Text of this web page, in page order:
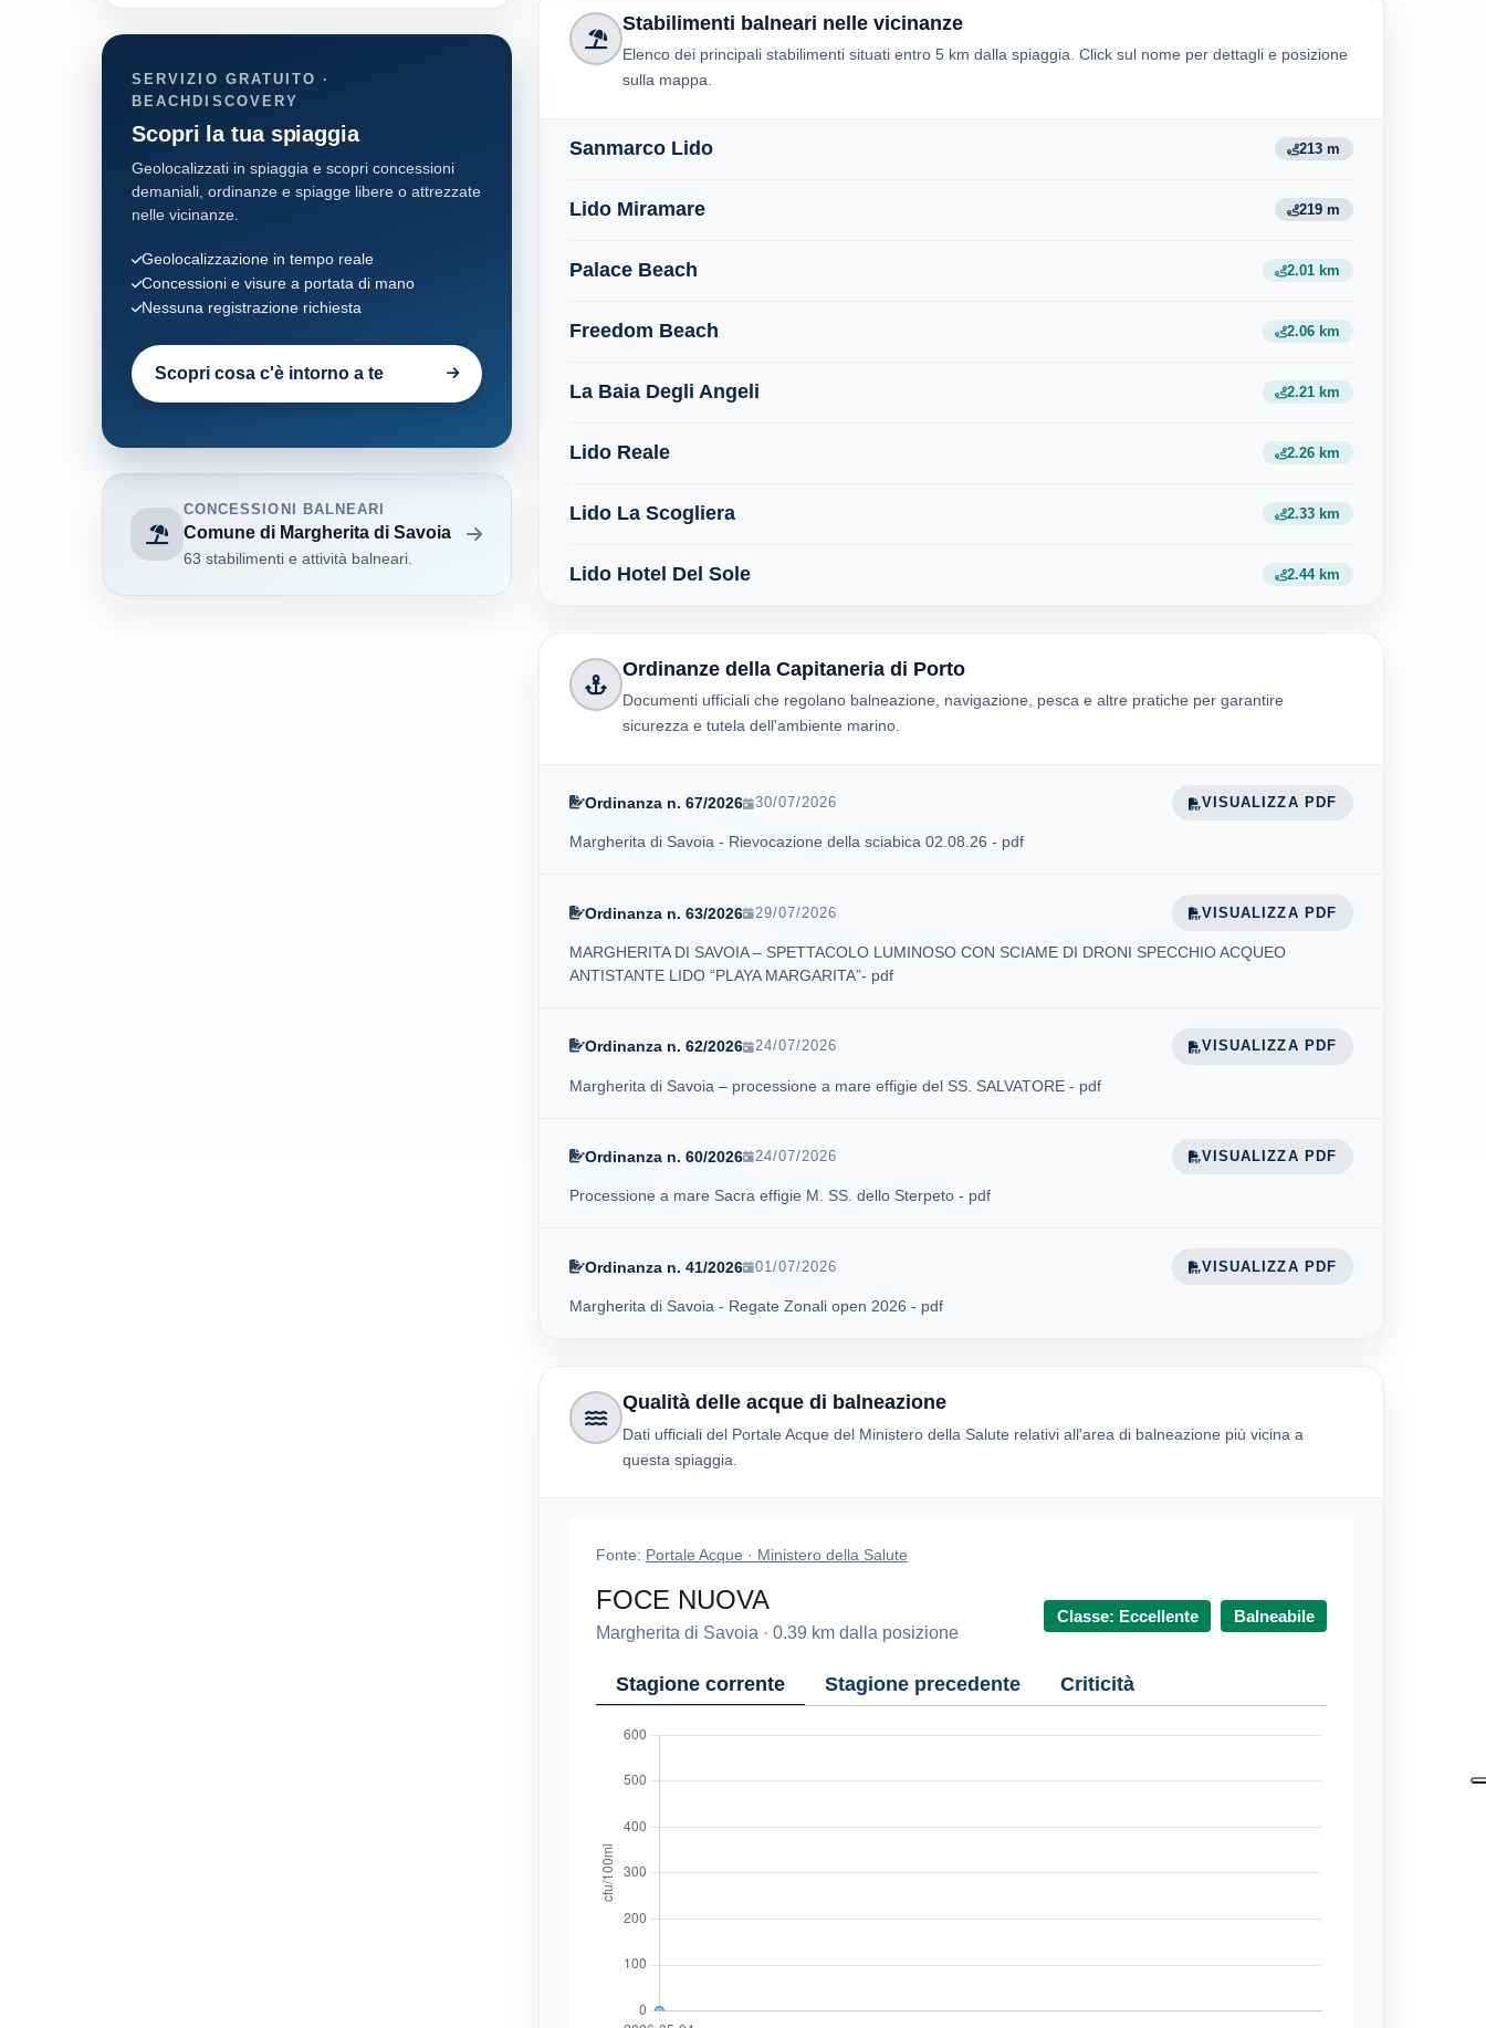
Stabilimenti balneari nelle vicinanze
Elenco dei principali stabilimenti situati entro 5 km dalla spiaggia. Click sul nome per dettagli e posizione
sulla mappa.
Sanmarco Lido 213 m
Lido Miramare 219 m
Palace Beach 2.01 km
Freedom Beach 2.06 km
La Baia Degli Angeli 2.21 km
Lido Reale 2.26 km
Lido La Scogliera 2.33 km
Lido Hotel Del Sole 2.44 km
Ordinanze della Capitaneria di Porto
Documenti ufficiali che regolano balneazione, navigazione, pesca e altre pratiche per garantire
sicurezza e tutela dell'ambiente marino.
Ordinanza n. 67/2026 30/07/2026 VISUALIZZA PDF
Margherita di Savoia - Rievocazione della sciabica 02.08.26 - pdf
Ordinanza n. 63/2026 29/07/2026 VISUALIZZA PDF
MARGHERITA DI SAVOIA – SPETTACOLO LUMINOSO CON SCIAME DI DRONI SPECCHIO ACQUEO
ANTISTANTE LIDO “PLAYA MARGARITA”- pdf
Ordinanza n. 62/2026 24/07/2026 VISUALIZZA PDF
Margherita di Savoia – processione a mare effigie del SS. SALVATORE - pdf
Ordinanza n. 60/2026 24/07/2026 VISUALIZZA PDF
Processione a mare Sacra effigie M. SS. dello Sterpeto - pdf
Ordinanza n. 41/2026 01/07/2026 VISUALIZZA PDF
Margherita di Savoia - Regate Zonali open 2026 - pdf
Qualità delle acque di balneazione
Dati ufficiali del Portale Acque del Ministero della Salute relativi all'area di balneazione più vicina a
questa spiaggia.
Fonte: Portale Acque · Ministero della Salute
FOCE NUOVA
Margherita di Savoia · 0.39 km dalla posizione
Classe: Eccellente Balneabile
Stagione corrente Stagione precedente Criticità
SERVIZIO GRATUITO ·
BEACHDISCOVERY
Scopri la tua spiaggia
Geolocalizzati in spiaggia e scopri concessioni
demaniali, ordinanze e spiagge libere o attrezzate
nelle vicinanze.
Geolocalizzazione in tempo reale
Concessioni e visure a portata di mano
Nessuna registrazione richiesta
Scopri cosa c'è intorno a te
CONCESSIONI BALNEARI
Comune di Margherita di Savoia
63 stabilimenti e attività balneari.